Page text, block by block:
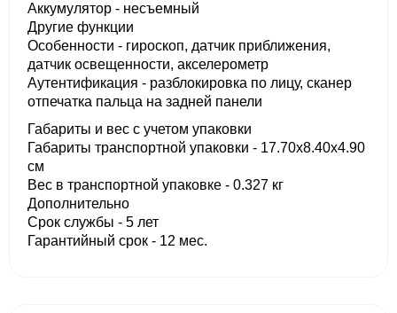
Аккумулятор - несъемный
Другие функции
Особенности - гироскоп, датчик приближения,
датчик освещенности, акселерометр
Аутентификация - разблокировка по лицу, сканер
отпечатка пальца на задней панели
Габариты и вес с учетом упаковки
Габариты транспортной упаковки - 17.70х8.40х4.90
см
Вес в транспортной упаковке - 0.327 кг
Дополнительно
Срок службы - 5 лет
Гарантийный срок - 12 мес.